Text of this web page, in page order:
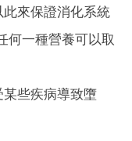
來保證消化系統
何一種營養可以取
些疾病導致墮